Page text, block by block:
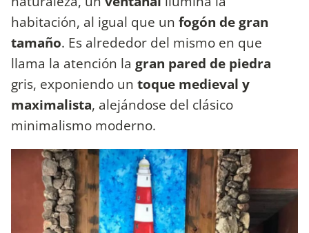
habitación, al igual que un fogón de gran
tamaño. Es alrededor del mismo en que
llama la atención la gran pared de piedra
gris, exponiendo un toque medieval y
maximalista, alejándose del clásico
minimalismo moderno.